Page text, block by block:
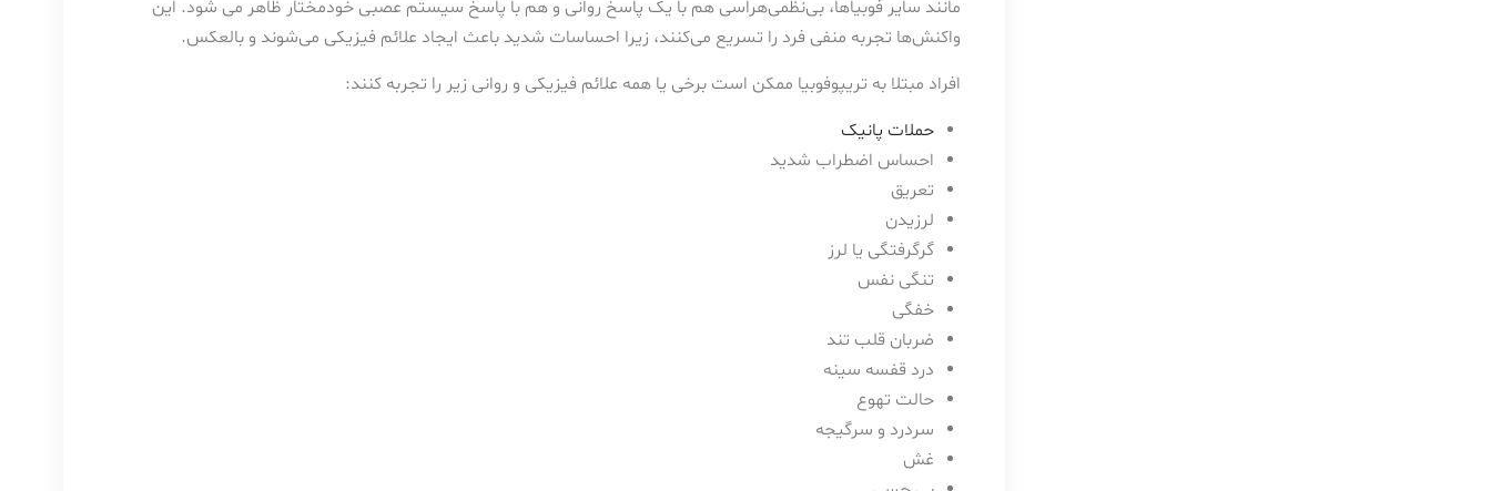
مانند سایر فوبیاها، بی‌نظمی‌هراسی هم با یک پاسخ روانی و هم با پاسخ سیستم عصبی خودمختار ظاهر می شود. این
واکنش‌ها تجربه منفی فرد را تسریع می‌کنند، زیرا احساسات شدید باعث ایجاد علائم فیزیکی می‌شوند و بالعکس.
افراد مبتلا به تریپوفوبیا ممکن است برخی یا همه علائم فیزیکی و روانی زیر را تجربه کنند:
حملات پانیک
احساس اضطراب شدید
تعریق
لرزیدن
گرگرفتگی یا لرز
تنگی نفس
خفگی
ضربان قلب تند
درد قفسه سینه
حالت تهوع
سردرد و سرگیجه
غش